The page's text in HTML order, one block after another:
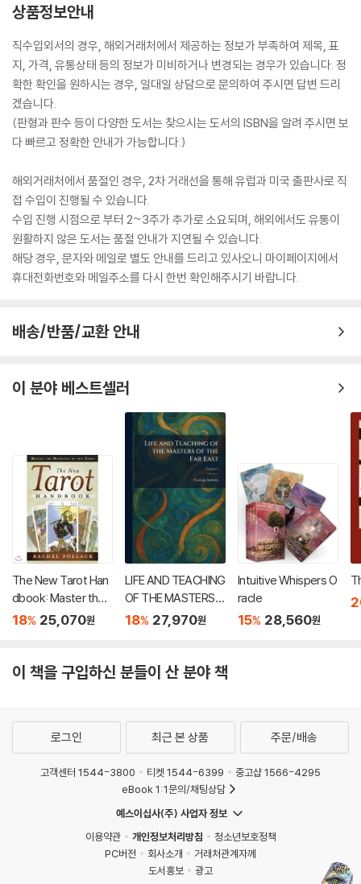
상품정보안내
직수입외서의 경우, 해외거래처에서 제공하는 정보가 부족하여 제목, 표
지, 가격, 유통상태 등의 정보가 미비하거나 변경되는 경우가 있습니다. 정
확한 확인을 원하시는 경우, 일대일 상담으로 문의하여 주시면 답변 드리
겠습니다.
(판형과 판수 등이 다양한 도서는 찾으시는 도서의 ISBN을 알려 주시면 보
다 빠르고 정확한 안내가 가능합니다.)
해외거래처에서 품절인 경우, 2차 거래선을 통해 유럽과 미국 출판사로 직
접 수입이 진행될 수 있습니다.
수입 진행 시점으로 부터 2~3주가 추가로 소요되며, 해외에서도 유통이
원활하지 않은 도서는 품절 안내가 지연될 수 있습니다.
해당 경우, 문자와 메일로 별도 안내를 드리고 있사오니 마이페이지에서
휴대전화번호와 메일주소를 다시 한번 확인해주시기 바랍니다.
배송/반품/교환 안내
이 분야 베스트셀러
The New Tarot Han
dbook: Master the
Meanings of the Car
18% 25,070원
LIFE AND TEACHING
OF THE MASTERS O
F THE FAR EAST
18% 27,970원
Intuitive Whispers O
racle
15% 28,560원
이 책을 구입하신 분들이 산 분야 책
로그인 최근 본 상품 주문/배송
고객센터 1544-3800 티켓 1544-6399
중고샵 1566-4295
eBook 1:1문의/채팅상담
예스이십사(주) 사업자 정보
이용약관
개인정보처리방침
청소년보호정책
PC버전
회사소개
거래처관계자께
도서홍보
광고